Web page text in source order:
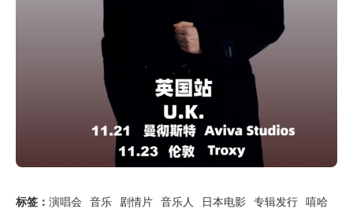
标签： 演唱会 音乐 剧情片 音乐人 日本电影 专辑发行 嘻哈